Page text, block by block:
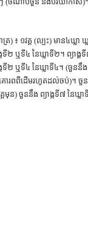
ការស្វែងយល់អំពី ល្ខោនខោល
ត្រ) ៖ ១វគ្គ (ល្បះ) មាន៤ឃ្លា
ទី២ ឬទី៤ នៃឃ្លាទី២។ ព្យាង្គ
ទី២ ឬទី៤ នៃឃ្លាទី៤។ (ចួននឹង
ោរពពីដើមរហូតដល់ចប់)។ ចួនឆ្
គមុន) ចួននឹង ព្យាង្កទី៧ នៃឃ្លា